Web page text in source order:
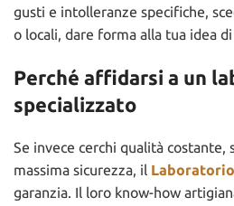
gusti e intolleranze specifiche,
o locali, dare forma alla tua idea di
Perché affidarsi a un
specializzato
Se invece cerchi qualità costante,
massima sicurezza, il
garanzia. Il loro know-how